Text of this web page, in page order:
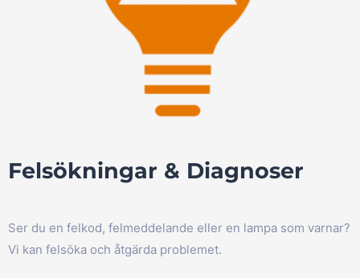
Felsökningar & Diagnoser
Ser du en felkod, felmeddelande eller en lampa som varnar?
Vi kan felsöka och åtgärda problemet.